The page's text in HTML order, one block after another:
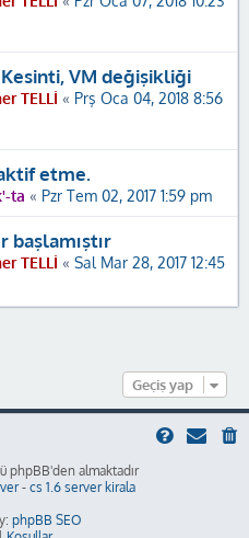
Kesinti, VM değişikliği
TELLİ « Prş Oca 04, 2018 8:56
etme.
ta « Pzr Tem 02, 2017 1:59 pm
TELLİ « Sal Mar 28, 2017 12:45
Geçiş yap
phpBB'den almaktadır
- cs 1.6 server kirala
phpBB SEO